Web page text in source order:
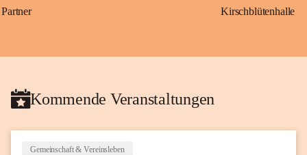
Partner Kirschblütenhalle
Kommende Veranstaltungen
Gemeinschaft & Vereinsleben